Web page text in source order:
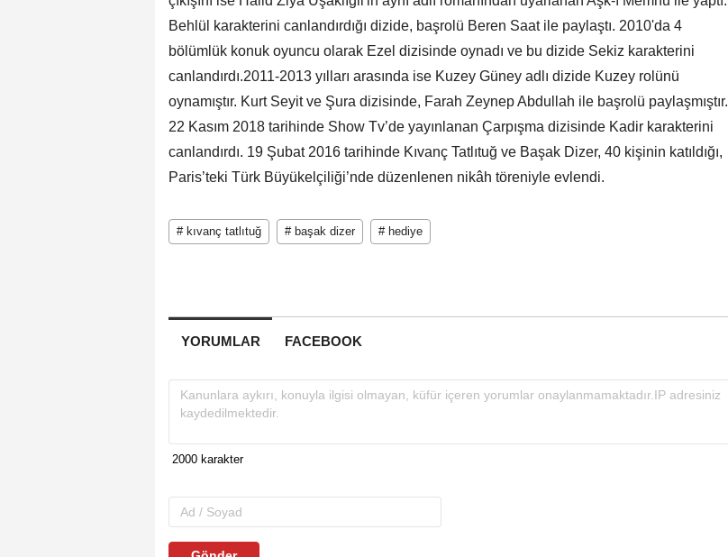
Behlül karakterini canlandırdığı dizide, başrolü Beren Saat ile paylaştı. 2010'da 4
bölümlük konuk oyuncu olarak Ezel dizisinde oynadı ve bu dizide Sekiz karakterini
canlandırdı.2011-2013 yılları arasında ise Kuzey Güney adlı dizide Kuzey rolünü
oynamıştır. Kurt Seyit ve Şura dizisinde, Farah Zeynep Abdullah ile başrolü paylaşmıştır.
22 Kasım 2018 tarihinde Show Tv’de yayınlanan Çarpışma dizisinde Kadir karakterini
canlandırdı. 19 Şubat 2016 tarihinde Kıvanç Tatlıtuğ ve Başak Dizer, 40 kişinin katıldığı,
Paris’teki Türk Büyükelçiliği’nde düzenlenen nikâh töreniyle evlendi.
# kıvanç tatlıtuğ # başak dizer # hediye
YORUMLAR FACEBOOK